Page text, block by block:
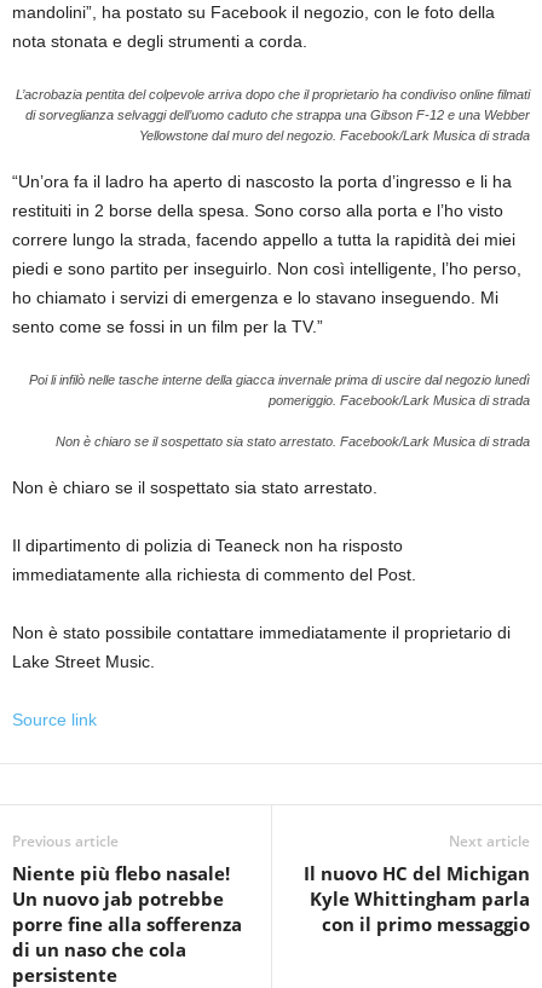
mandolini”, ha postato su Facebook il negozio, con le foto della
nota stonata e degli strumenti a corda.
L’acrobazia pentita del colpevole arriva dopo che il proprietario ha condiviso online filmati
di sorveglianza selvaggi dell’uomo caduto che strappa una Gibson F-12 e una Webber
Yellowstone dal muro del negozio. Facebook/Lark Musica di strada
“Un’ora fa il ladro ha aperto di nascosto la porta d’ingresso e li ha
restituiti in 2 borse della spesa. Sono corso alla porta e l’ho visto
correre lungo la strada, facendo appello a tutta la rapidità dei miei
piedi e sono partito per inseguirlo. Non così intelligente, l’ho perso,
ho chiamato i servizi di emergenza e lo stavano inseguendo. Mi
sento come se fossi in un film per la TV.”
Poi li infilò nelle tasche interne della giacca invernale prima di uscire dal negozio lunedì
pomeriggio. Facebook/Lark Musica di strada
Non è chiaro se il sospettato sia stato arrestato. Facebook/Lark Musica di strada
Non è chiaro se il sospettato sia stato arrestato.
Il dipartimento di polizia di Teaneck non ha risposto
immediatamente alla richiesta di commento del Post.
Non è stato possibile contattare immediatamente il proprietario di
Lake Street Music.
Source link
Previous article
Niente più flebo nasale!
Un nuovo jab potrebbe
porre fine alla sofferenza
di un naso che cola
persistente
Next article
Il nuovo HC del Michigan
Kyle Whittingham parla
con il primo messaggio